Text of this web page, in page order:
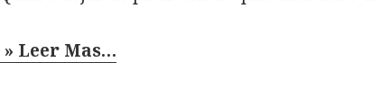
» Leer Mas…